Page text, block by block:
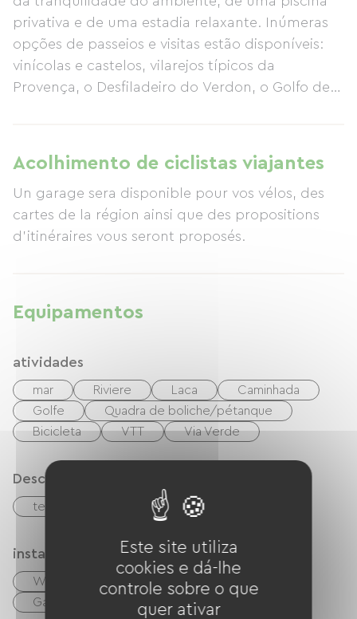
privativa e de uma estadia relaxante. Inúmeras
opções de passeios e visitas estão disponíveis:
vinícolas e castelos, vilarejos típicos da
Provença, o Desfiladeiro do Verdon, o Golfo de
por perto. Aguardamos ansiosamente a sua
visita a Mas des Tarentes em breve.
Acolhimento de ciclistas viajantes
Un garage sera disponible pour vos vélos, des
cartes de la région ainsi que des propositions
d'itinéraires vous seront proposés.
Equipamentos
atividades
mar Riviere Laca
Caminhada
Golfe
Quadra de boliche/pétanque
Bicicleta
VTT Via Verde
Descrição
terraço Estacionamento
instalações
Wi-Fi grátis TV
Garden Lounge
Secador de cabelo
Este site utiliza
cookies e dá-lhe
controle sobre o que
quer ativar